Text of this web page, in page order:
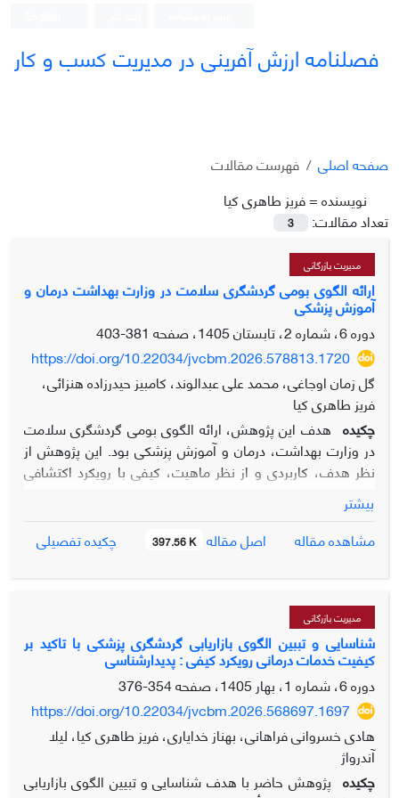
فصلنامه ارزش آفرینی در مدیریت کسب و کار
صفحه اصلی
فهرست مقالات
نویسنده =فریز طاهری کیا
تعداد مقالات:
3
مدیریت بازرگانی
ارائه الگوی بومی گردشگری سلامت در وزارت بهداشت درمان و
آموزش پزشکی
دوره 6، شماره 2، تابستان 1405، صفحه
381-403
https://doi.org/10.22034/jvcbm.2026.578813.1720
گل زمان اوجاغی، محمد علی عبدالوند، کامبیز حیدرزاده هنزائی،
فریز طاهری کیا
چکیده هدف این پژوهش، ارائه الگوی بومی گردشگری سلامت
در وزارت بهداشت، درمان و آموزش پزشکی بود. این پژوهش از
نظر هدف، کاربردی و از نظر ماهیت، کیفی با رویکرد اکتشافی
است که بر مبنای استراتژی نظریه داده‌بنیاد و با تمرکز بر رویکرد
نظام‌مند «استراوس و کوربین» اجرا گردید. داده‌های مورد نیاز از
طریق انجام مصاحبه‌های عمیق و نیمه‌ساختاریافته با 15 نفر از
خبرگان حوزه سلامت، استراتژیست‌های گردشگری و مدیران ارشد
ذی‌ربط جمع‌آوری شد. انتخاب مشارکت‌کنندگان به روش
نمونه‌گیری هدفمند و تا دستیابی به اشباع نظری ادامه یافت.
فرآیند تحلیل داده‌ها در سه مرحله کدگذاری باز، محوری و انتخابی با
بهره‌گیری از نرم‌افزار تحلیل کیفی MAXQDA18 انجام شد تا دقت
و شفافیت در استخراج مقوله‌ها تضمین گردد. یافته‌های پژوهش
منجر به استخراج مدل پارادایمی گردید که نشان داد الگوی بومی
گردشگری سلامت بر مجموعه‌ای از عوامل علّی، زمینه‌ای،
مداخله‌گر، راهبردها و پیامدها استوار است. در بخش عوامل علّی،
مؤلفه‌هایی مانند کیفیت خدمات پزشکی، زیرساخت‌های
گردشگری، عوامل طبیعی، حمل‌ونقل، عوامل سازمانی،
جهانی‌سازی خدمات سلامت و امنیت مقاصد شناسایی شد.
بیشتر
مشاهده مقاله
اصل مقاله 397.56 K چکیده تفصیلی
مدیریت بازرگانی
شناسایی و تببین الگوی بازاریابی گردشگری پزشکی با تاکید بر
کیفیت خدمات درمانی رویکرد کیفی : پدیدارشناسی
دوره 6، شماره 1، بهار 1405، صفحه
354-376
https://doi.org/10.22034/jvcbm.2026.568697.1697
هادی خسروانی فراهانی، بهناز خدایاری، فریز طاهری کیا، لیلا
آندرواژ
چکیده پژوهش حاضر با هدف شناسایی و تبیین الگوی بازاریابی